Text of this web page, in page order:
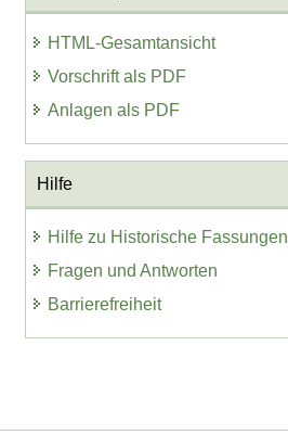
HTML-Gesamtansicht
Vorschrift als PDF
Anlagen als PDF
Hilfe
Hilfe zu Historische Fassungen
Fragen und Antworten
Barrierefreiheit